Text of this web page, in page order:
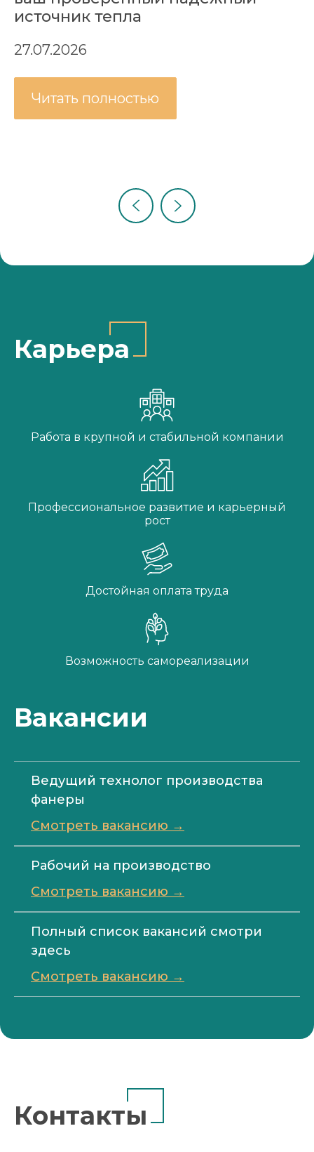
источник тепла
27.07.2026
Читать полностью
Карьера
Работа в крупной и стабильной компании
Профессиональное развитие и карьерный
рост
Достойная оплата труда
Возможность самореализации
Вакансии
Ведущий технолог производства
фанеры
Смотреть вакансию →
Рабочий на производство
Смотреть вакансию →
Полный список вакансий смотри
здесь
Смотреть вакансию →
Контакты